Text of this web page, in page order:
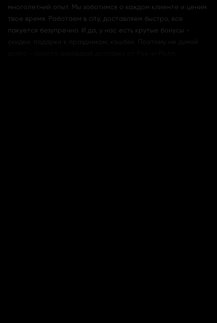
многолетний опыт. Мы заботимся о каждом клиенте и ценим
твое время. Работаем в city, доставляем быстро, все
пакуется безупречно. И да, у нас есть крутые бонусы -
скидки, подарки к праздникам, кэшбек. Поэтому не думай